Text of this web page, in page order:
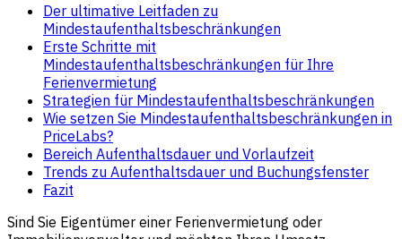
Der ultimative Leitfaden zu
Mindestaufenthaltsbeschränkungen
Erste Schritte mit
Mindestaufenthaltsbeschränkungen für Ihre
Ferienvermietung
Strategien für Mindestaufenthaltsbeschränkungen
Wie setzen Sie Mindestaufenthaltsbeschränkungen in
PriceLabs?
Bereich Aufenthaltsdauer und Vorlaufzeit
Trends zu Aufenthaltsdauer und Buchungsfenster
Fazit
Sind Sie Eigentümer einer Ferienvermietung oder